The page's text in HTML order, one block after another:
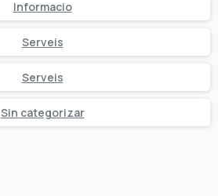
Informacio
Serveis
Serveis
Sin categorizar